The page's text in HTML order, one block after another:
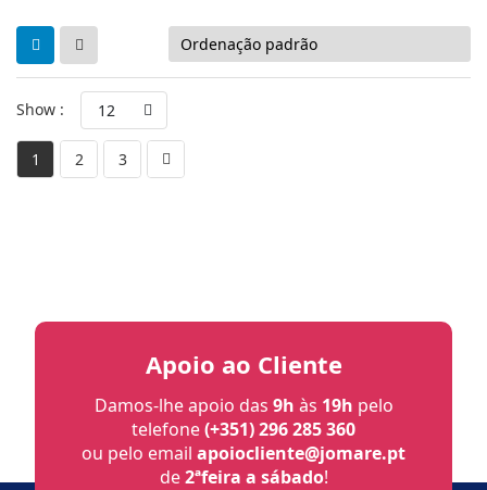
Show : 12
1 2 3
Apoio ao Cliente
Damos-lhe apoio das 9h às 19h pelo
telefone(+351) 296 285 360
ou pelo email apoiocliente@jomare.pt
de2ªfeira a sábado!